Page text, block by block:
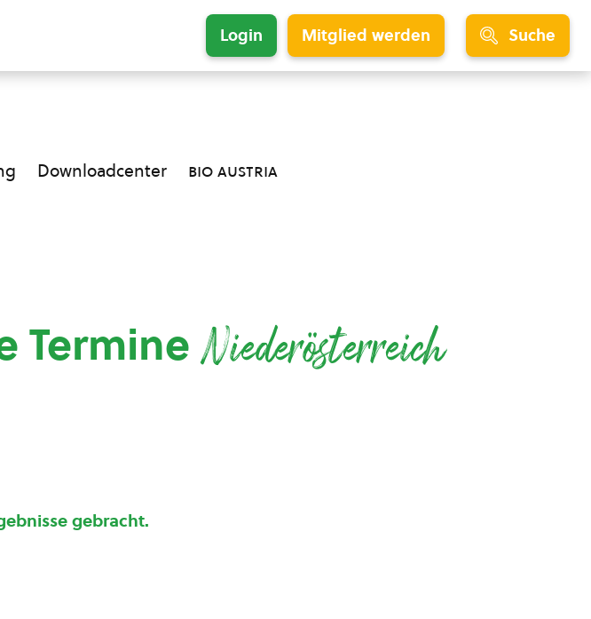
Login Mitglied werden Suche
Downloadcenter bio austria
TermineNiederösterreich
gebracht.